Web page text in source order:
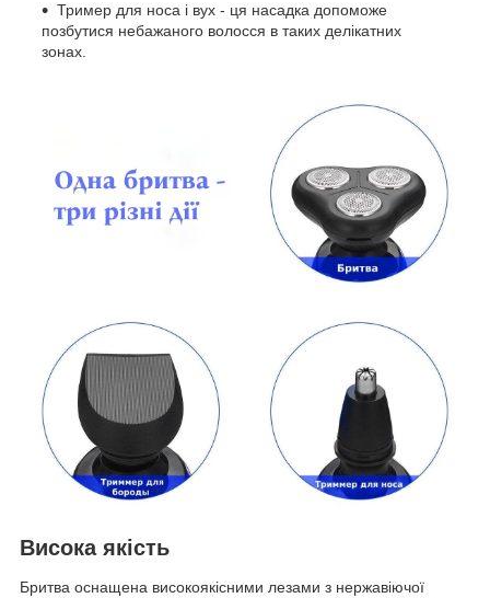
Тример для носа і вух - ця насадка допоможе
позбутися небажаного волосся в таких делікатних
зонах.
Висока якість
Бритва оснащена високоякісними лезами з нержавіючої